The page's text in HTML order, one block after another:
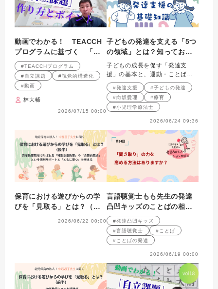
動画でわかる！ TEACCH
プログラムに基づく 「自
立課題」の作り方と実践の
ポイント 第19回
#TEACCHプログラム
#自立課題
#視覚的構造化
#動画
林大輔
2026/07/15 00:00
子どもの発達を支える「5つ
の領域」とは？知っておき
たい発達支援の基礎知識
子どもの成長を促す「発達支
援」の基本と、運動・ことば・
食事など相互に重なり合う5つの
領域を解説。
#発達支援
#子どもの発達
#向坂愛理
#療育
#小児理学療法士
2026/06/24 09:36
保育における遊びからの学
びを「見取る」とは？（後
2026/06/22 00:00
言語聴覚士もも先生の発達
凸凹キッズのことばの相談
室 第14回
#発達凸凹キッズ
#言語聴覚士
#ことば
#ことばの発達
2026/06/19 00:00